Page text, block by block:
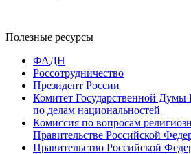
Полезные ресурсы
ФАДН
Россотрудничество
Президент России
Комитет Государственной Думы
по делам национальностей
Комиссия по вопросам
Правительстве Российской
Правительство Российской